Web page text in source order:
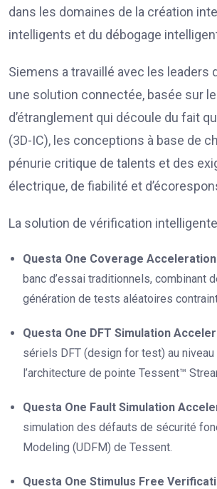
dans les domaines de la création
intelligents et du débogage
Siemens a travaillé avec les
une solution connectée, basée sur
d’étranglement qui découle du fait
(3D-IC), les conceptions à base de
pénurie critique de talents et des
électrique, de fiabilité et
La solution de vérification
Questa One Coverage Acceleration
banc d’essai traditionnels,
génération de tests aléatoires
Questa One DFT Simulation
sériels DFT (design for test) au
l’architecture de pointe Tessent™
Questa One Fault Simulation
simulation des défauts de sécurité
Modeling (UDFM) de Tessent.
Questa One Stimulus Free